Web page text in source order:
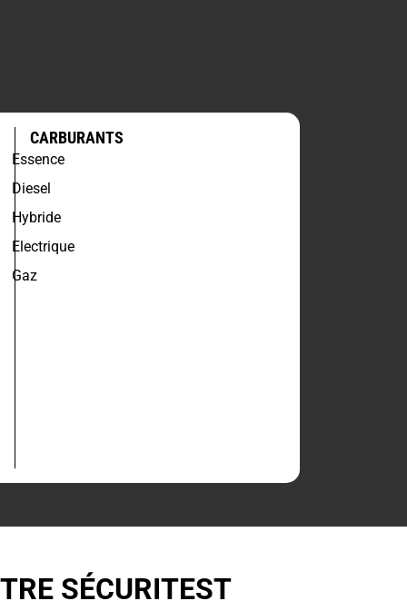
CARBURANTS
Essence
Diesel
Hybride
Electrique
Gaz
SÉCURITEST